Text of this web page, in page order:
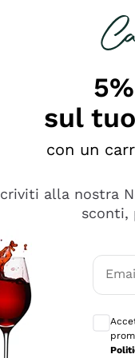
è male ma
sul
con un
alla nostra
sconti,